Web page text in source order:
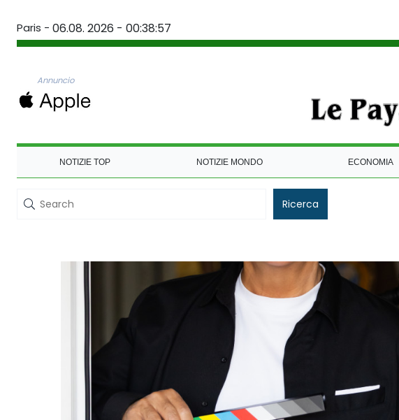
Paris - 06.08. 2026 - 00:38:57
Annuncio
NOTIZIE TOP NOTIZIE MONDO ECONOMIA
Ricerca